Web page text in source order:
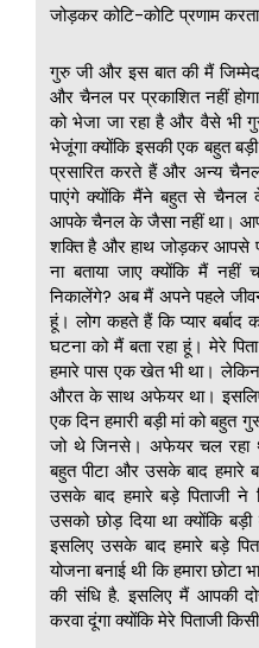
जोड़कर कोटि-कोटि प्रणाम
गुरु जी और इस बात की मैं
और चैनल पर प्रकाशित नहीं
को भेजा जा रहा है और वैसे
भेजूंगा क्योंकि इसकी एक बहुत
प्रसारित करते हैं और अन्य
पाएंगे क्योंकि मैंने बहुत से
आपके चैनल के जैसा नहीं था। आप
शक्ति है और हाथ जोड़कर आपसे
ना बताया जाए क्योंकि मैं नहीं
निकालेंगे? अब मैं अपने पहले
हूं। लोग कहते हैं कि प्यार
घटना को मैं बता रहा हूं। मेरे
हमारे पास एक खेत भी था।
औरत के साथ अफेयर था। इसलिए
एक दिन हमारी बड़ी मां को बहुत
जो थे जिनसे। अफेयर चल रहा
बहुत पीटा और उसके बाद
उसके बाद हमारे बड़े पिताजी
उसको छोड़ दिया था क्योंकि
इसलिए उसके बाद हमारे बड़े
योजना बनाई थी कि हमारा
की संधि है. इसलिए मैं आपकी
करवा दूंगा क्योंकि मेरे पिताजी